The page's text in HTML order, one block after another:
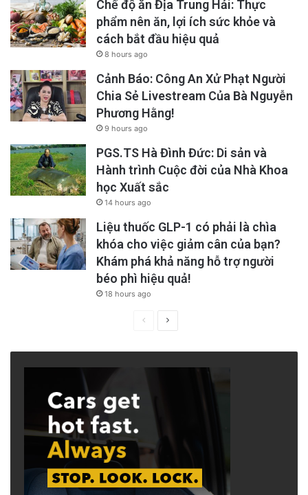
Chế độ ăn Địa Trung Hải: Thực
phẩm nên ăn, lợi ích sức khỏe và
cách bắt đầu hiệu quả
8 hours ago
Cảnh Báo: Công An Xử Phạt Người
Chia Sẻ Livestream Của Bà Nguyễn
Phương Hằng!
9 hours ago
PGS.TS Hà Đình Đức: Di sản và
Hành trình Cuộc đời của Nhà Khoa
học Xuất sắc
14 hours ago
Liệu thuốc GLP-1 có phải là chìa
khóa cho việc giảm cân của bạn?
Khám phá khả năng hỗ trợ người
béo phì hiệu quả!
18 hours ago
PreviousNext